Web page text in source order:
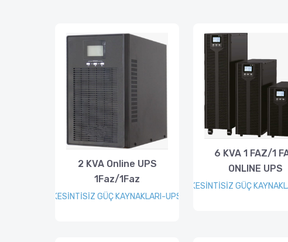
2 KVA Online UPS
1Faz/1Faz
KESİNTİSİZ GÜÇ KAYNAKLARI-UPS
6 KVA 1 FAZ/1
ONLINE UPS
KESİNTİSİZ GÜÇ